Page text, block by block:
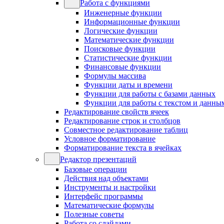
Работа с функциями
Инженерные функции
Информационные функции
Логические функции
Математические функции
Поисковые функции
Статистические функции
Финансовые функции
Формулы массива
Функции даты и времени
Функции для работы с базами данных
Функции для работы с текстом и
Редактирование свойств ячеек
Редактирование строк и столбцов
Совместное редактирование таблиц
Условное форматирование
Форматирование текста в ячейках
Редактор презентаций
Базовые операции
Действия над объектами
Инструменты и настройки
Интерфейс программы
Математические формулы
Полезные советы